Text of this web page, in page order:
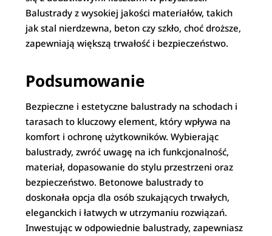
Balustrady z wysokiej jakości materiałów, takich
jak stal nierdzewna, beton czy szkło, choć droższe,
zapewniają większą trwałość i bezpieczeństwo.
Podsumowanie
Bezpieczne i estetyczne balustrady na schodach i
tarasach to kluczowy element, który wpływa na
komfort i ochronę użytkowników. Wybierając
balustrady, zwróć uwagę na ich funkcjonalność,
materiał, dopasowanie do stylu przestrzeni oraz
bezpieczeństwo. Betonowe balustrady to
doskonała opcja dla osób szukających trwałych,
eleganckich i łatwych w utrzymaniu rozwiązań.
Inwestując w odpowiednie balustrady, zapewniasz